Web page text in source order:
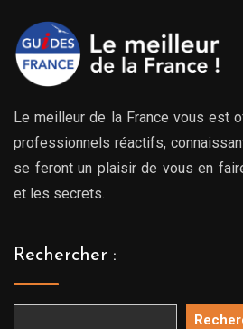
Le meilleur de la France vous est
professionnels réactifs,
se feront un plaisir de vous en
et les secrets.
Rechercher :